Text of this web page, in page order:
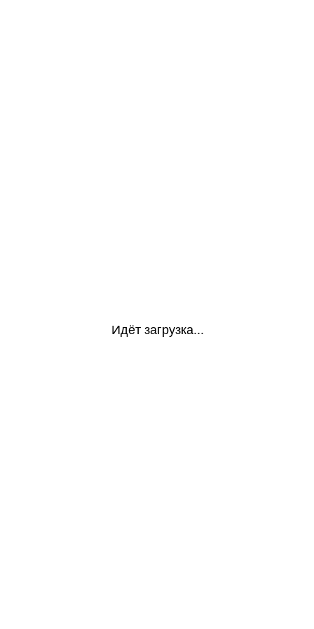
Идёт загрузка...